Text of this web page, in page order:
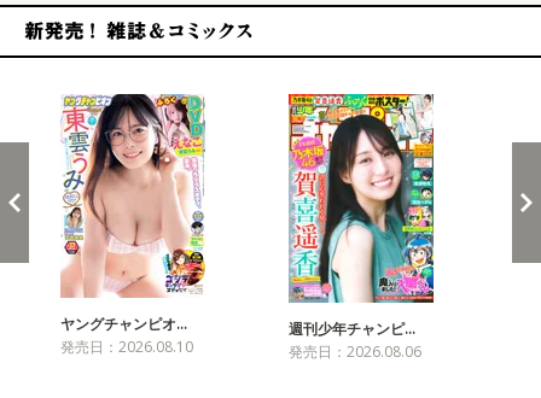
ヤングチャンピオ…
発売日：2026.08.10
週刊少年チャンピ…
発売日：2026.08.06